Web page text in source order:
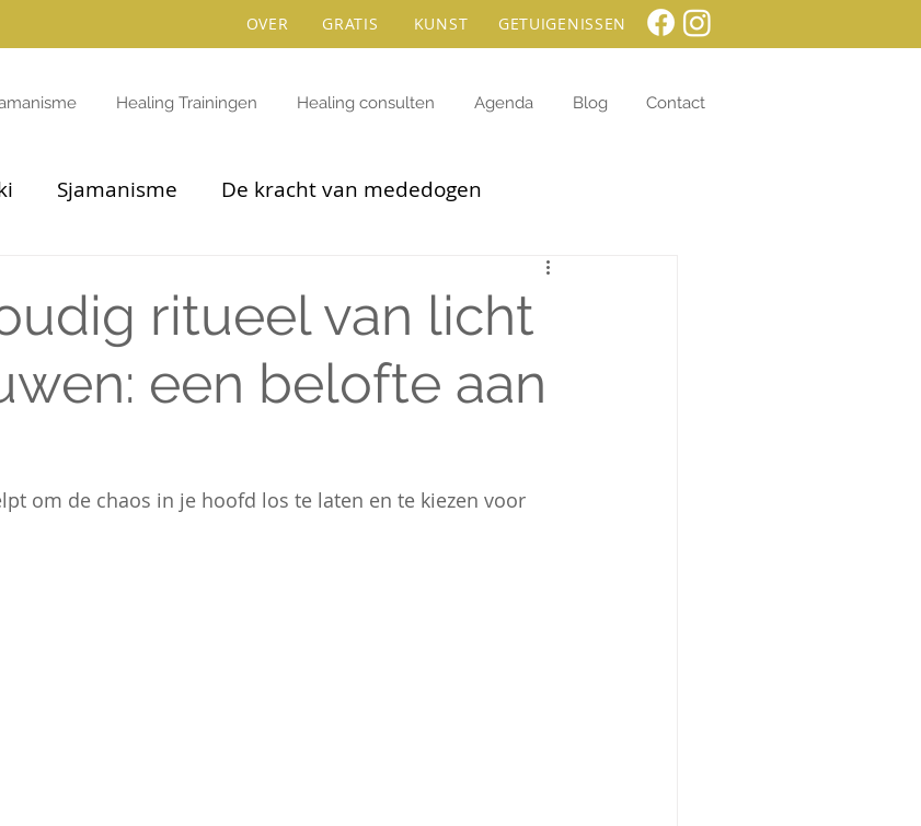
OVER GRATIS KUNST GETUIGENISSEN
Healing Trainingen Healing consulten Agenda Blog Contact
Sjamanisme De kracht van mededogen
ritueel van licht
een belofte aan
om de chaos in je hoofd los te laten en te kiezen voor